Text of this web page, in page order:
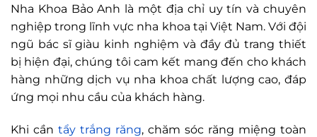
Nha Khoa Bảo Anh là một địa chỉ uy tín và chuyên
nghiệp trong lĩnh vực nha khoa tại Việt Nam. Với đội
ngũ bác sĩ giàu kinh nghiệm và đầy đủ trang thiết
bị hiện đại, chúng tôi cam kết mang đến cho khách
hàng những dịch vụ nha khoa chất lượng cao, đáp
ứng mọi nhu cầu của khách hàng.
Khi cần tẩy trắng răng, chăm sóc răng miệng toàn